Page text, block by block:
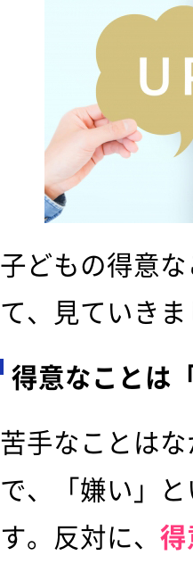
子どもの得意
て、見ていきま
得意なことは
苦手なことは
で、「嫌い」
す。反対に、